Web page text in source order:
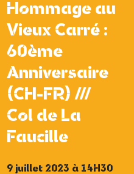
Hommage au
Vieux Carré :
60ème
Anniversaire
(CH-FR) ///
Col de La
Faucille
9 juillet 2023 à 14H30